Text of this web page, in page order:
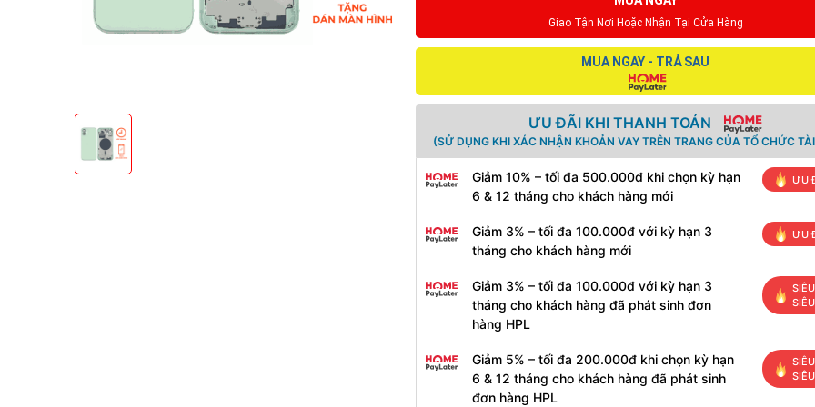
Giao Tận Nơi Hoặc Nhận Tại Cửa Hàng
MUA NGAY - TRẢ SAU
ƯU ĐÃI KHI THANH TOÁN
(SỬ DỤNG KHI XÁC NHẬN KHOẢN VAY TRÊN TRANG CỦA TỔ CHỨC
Giảm 10% – tối đa 500.000đ khi chọn kỳ hạn
6 & 12 tháng cho khách hàng mới
ƯU
Giảm 3% – tối đa 100.000đ với kỳ hạn 3
tháng cho khách hàng mới
ƯU
Giảm 3% – tối đa 100.000đ với kỳ hạn 3
tháng cho khách hàng đã phát sinh đơn
hàng HPL
Giảm 5% – tối đa 200.000đ khi chọn kỳ hạn
6 & 12 tháng cho khách hàng đã phát sinh
đơn hàng HPL